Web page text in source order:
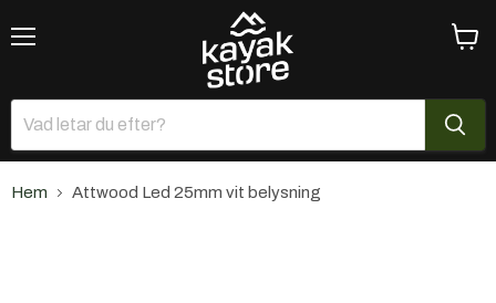
Hem Attwood Led 25mm vit belysning